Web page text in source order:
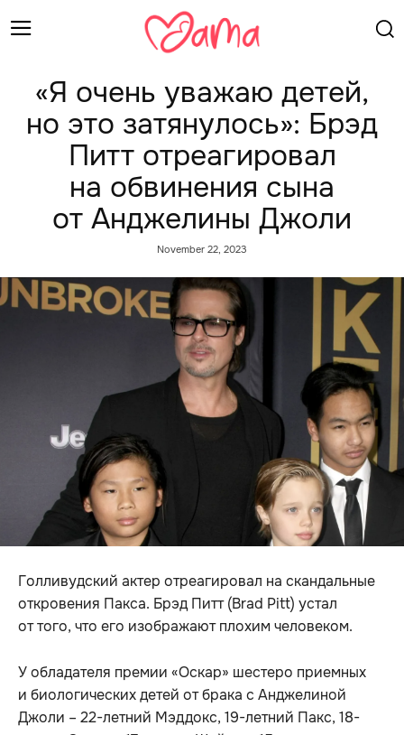
«Я очень уважаю детей,
но это затянулось»: Брэд
Питт отреагировал
на обвинения сына
от Анджелины Джоли
November 22, 2023
Голливудский актер отреагировал на скандальные
откровения Пакса. Брэд Питт (Brad Pitt) устал
от того, что его изображают плохим человеком.
У обладателя премии «Оскар» шестеро приемных
и биологических детей от брака с Анджелиной
Джоли – 22-летний Мэддокс, 19-летний Пакс, 18-